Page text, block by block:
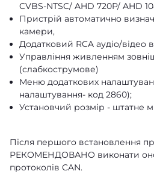
CVBS-NTSC/ AHD 720P/ AHD
Пристрій автоматично
камери,
Додатковий RCA аудіо/відео
Управління живленням
(слабкострумове)
Меню додаткових
налаштування- код 2860);
Установчий розмір - штатне
Після першого встановлення
РЕКОМЕНДОВАНО виконати
протоколів CAN.